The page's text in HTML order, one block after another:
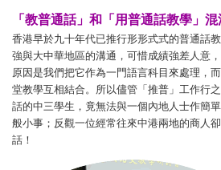
「教普通話」和「用普通話教學」
香港早於九十年代已推行形形式式的普通話
強與大中華地區的溝通，可惜成績強差人意
原因是我們把它作為一門語言科目來處理，
堂教學互相結合。所以儘管「推普」工作行
話的中三學生，竟無法與一個內地人士作簡
般小事；反觀一位經常往來中港兩地的商人
話！